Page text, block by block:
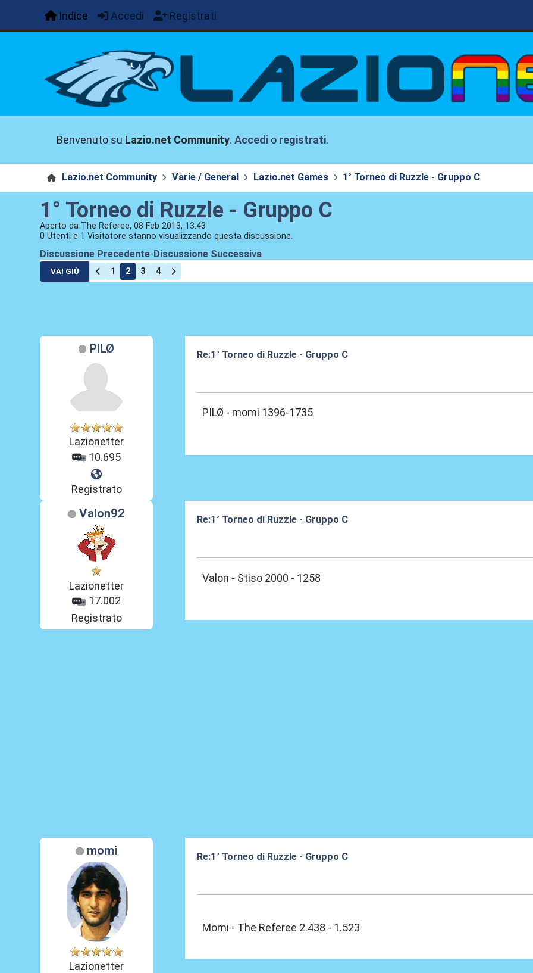
Indice Accedi Registrati
Benvenuto su Lazio.net Community.Accedi o registrati.
Lazio.net Community Varie / General Lazio.net Games 1° Torneo di Ruzzle - Gruppo C
1° Torneo di Ruzzle - Gruppo C
Aperto da The Referee, 08 Feb 2013, 13:43
0 Utenti e 1 Visitatore stanno visualizzando questa discussione.
Discussione Precedente- Discussione Successiva
VAI GIÙ 1 2 3 4
PILØ
Lazionetter
10.695
Registrato
Re:1° Torneo di Ruzzle - Gruppo C
PILØ - momi 1396-1735
Valon92
Lazionetter
17.002
Registrato
Re:1° Torneo di Ruzzle - Gruppo C
Valon - Stiso 2000 - 1258
momi
Lazionetter
Re:1° Torneo di Ruzzle - Gruppo C
Momi - The Referee 2.438 - 1.523